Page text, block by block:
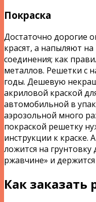
Покраска
Достаточно дорогие
красят, а напыляют
соединения; как
металлов. Решетки с
годы. Дешевую
акриловой краской
автомобильной в
аэрозольной много
покраской решетку
инструкции к краске.
ложится на
ржавчине» и
Как заказать